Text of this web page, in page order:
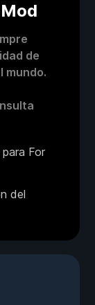
de
mundo.
For
del